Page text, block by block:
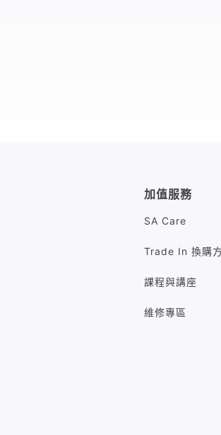
加值服務
SA Care
Trade In 換購
課程與講座
維修專區